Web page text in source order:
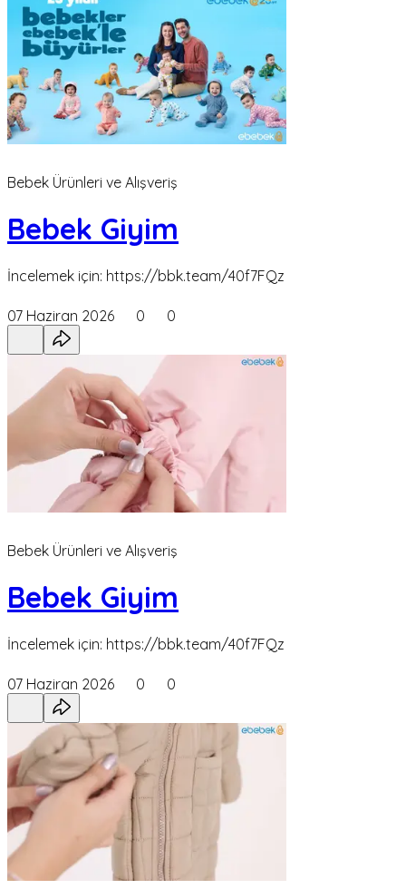
Bebek Ürünleri ve Alışveriş
Bebek Giyim
İncelemek için: https://bbk.team/40f7FQz
07 Haziran 2026 0 0
Bebek Ürünleri ve Alışveriş
Bebek Giyim
İncelemek için: https://bbk.team/40f7FQz
07 Haziran 2026 0 0